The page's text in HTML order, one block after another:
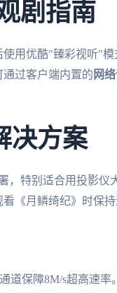
剧指南
用优酷"臻彩视听"
过客户端内置的 网
决方案
，特别适合用投影仪
《月鳞绮纪》时保持
道保障8M/s超高速率